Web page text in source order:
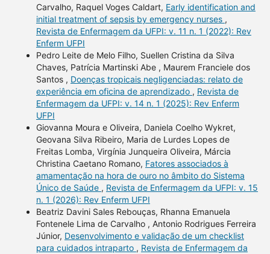
Carvalho, Raquel Voges Caldart, Early identification and
initial treatment of sepsis by emergency nurses ,
Revista de Enfermagem da UFPI: v. 11 n. 1 (2022): Rev
Enferm UFPI
Pedro Leite de Melo Filho, Suellen Cristina da Silva
Chaves, Patrícia Martinski Abe , Maurem Franciele dos
Santos , Doenças tropicais negligenciadas: relato de
experiência em oficina de aprendizado , Revista de
Enfermagem da UFPI: v. 14 n. 1 (2025): Rev Enferm
UFPI
Giovanna Moura e Oliveira, Daniela Coelho Wykret,
Geovana Silva Ribeiro, Maria de Lurdes Lopes de
Freitas Lomba, Virgínia Junqueira Oliveira, Márcia
Christina Caetano Romano, Fatores associados à
amamentação na hora de ouro no âmbito do Sistema
Único de Saúde , Revista de Enfermagem da UFPI: v. 15
n. 1 (2026): Rev Enferm UFPI
Beatriz Davini Sales Rebouças, Rhanna Emanuela
Fontenele Lima de Carvalho , Antonio Rodrigues Ferreira
Júnior, Desenvolvimento e validação de um checklist
para cuidados intraparto , Revista de Enfermagem da